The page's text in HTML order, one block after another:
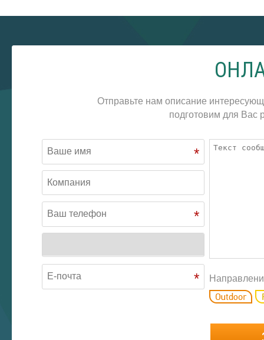
Отправьте нам описание
подготовим для Вас
*
*
*